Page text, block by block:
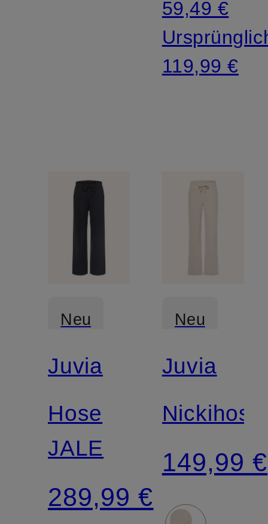
59,49 €
119,99 €
Neu
Juvia
Hose
JALE
289,99 €
Neu
Juvia
Nickihose
149,99 €